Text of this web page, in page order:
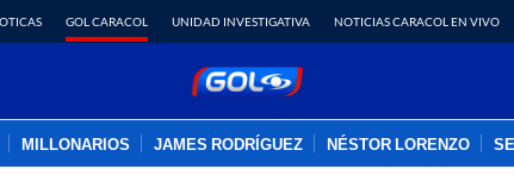
GOL CARACOL UNIDAD INVESTIGATIVA NOTICIAS CARACOL EN VIVO
MILLONARIOS JAMES RODRÍGUEZ NÉSTOR LORENZO